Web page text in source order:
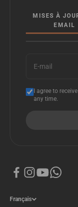
MISES À
EMAIL
E-mail
I agree to
any time.
Français